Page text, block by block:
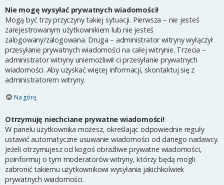
Nie mogę wysyłać prywatnych wiadomości!
Mogą być trzy przyczyny takiej sytuacji. Pierwsza – nie jesteś
zarejestrowanym użytkownikiem lub nie jesteś
zalogowany/zalogowana. Druga – administrator witryny wyłączył
przesyłanie prywatnych wiadomości na całej witrynie. Trzecia –
administrator witryny uniemożliwił ci przesyłanie prywatnych
wiadomości. Aby uzyskać więcej informacji, skontaktuj się z
administratorem witryny.
Na górę
Otrzymuję niechciane prywatne wiadomości!
W panelu użytkownika możesz, określając odpowiednie reguły
ustawić automatyczne usuwanie wiadomości od danego nadawcy.
Jeżeli otrzymujesz od kogoś obraźliwe prywatne wiadomości,
poinformuj o tym moderatorów witryny, którzy będą mogli
zabronić takiemu użytkownikowi wysyłania jakichkolwiek
prywatnych wiadomości.